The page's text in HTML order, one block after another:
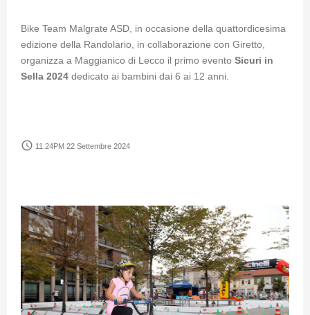
Bike Team Malgrate ASD, in occasione della quattordicesima
edizione della Randolario, in collaborazione con Giretto,
organizza a Maggianico di Lecco il primo evento Sicuri in
Sella 2024 dedicato ai bambini dai 6 ai 12 anni.
access_time 11:24PM 22 Settembre 2024